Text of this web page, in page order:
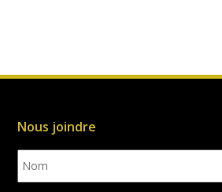
Nous joindre
Nom